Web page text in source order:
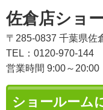
佐倉店ショ
〒285-0837 千葉県佐
TEL：0120-970-144
営業時間 9:00～20:00
ショールーム